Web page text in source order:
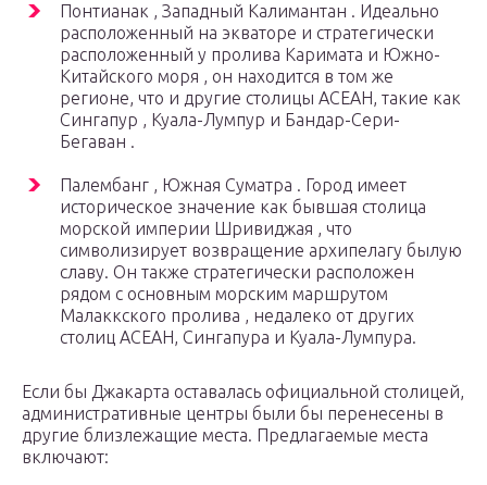
Понтианак , Западный Калимантан . Идеально
расположенный на экваторе и стратегически
расположенный у пролива Каримата и Южно-
Китайского моря , он находится в том же
регионе, что и другие столицы АСЕАН, такие как
Сингапур , Куала-Лумпур и Бандар-Сери-
Бегаван .
Палембанг , Южная Суматра . Город имеет
историческое значение как бывшая столица
морской империи Шривиджая , что
символизирует возвращение архипелагу былую
славу. Он также стратегически расположен
рядом с основным морским маршрутом
Малаккского пролива , недалеко от других
столиц АСЕАН, Сингапура и Куала-Лумпура.
Если бы Джакарта оставалась официальной столицей,
административные центры были бы перенесены в
другие близлежащие места. Предлагаемые места
включают: